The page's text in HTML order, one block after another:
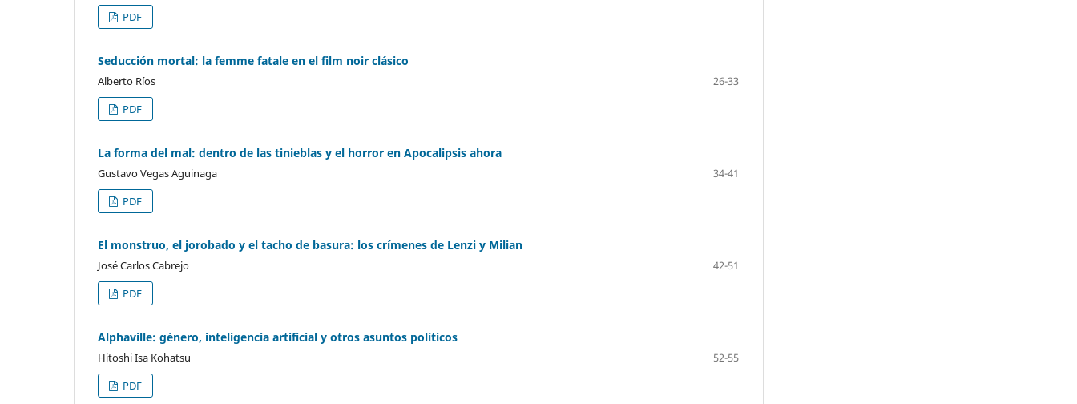
PDF
Seducción mortal: la femme fatale en el film noir clásico
Alberto Ríos
26-33
PDF
La forma del mal: dentro de las tinieblas y el horror en Apocalipsis ahora
Gustavo Vegas Aguinaga
34-41
PDF
El monstruo, el jorobado y el tacho de basura: los crímenes de Lenzi y Milian
José Carlos Cabrejo
42-51
PDF
Alphaville: género, inteligencia artificial y otros asuntos políticos
Hitoshi Isa Kohatsu
52-55
PDF